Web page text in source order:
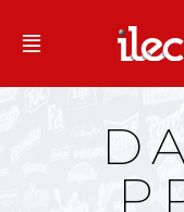
Qu'est-ce que
Campagnes
Dans la presse